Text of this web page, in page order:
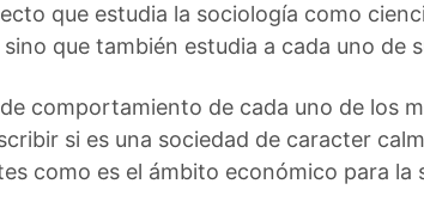
que estudia la sociología como
que también estudia a cada uno de
comportamiento de cada uno de los
si es una sociedad de caracter
como es el ámbito económico para la